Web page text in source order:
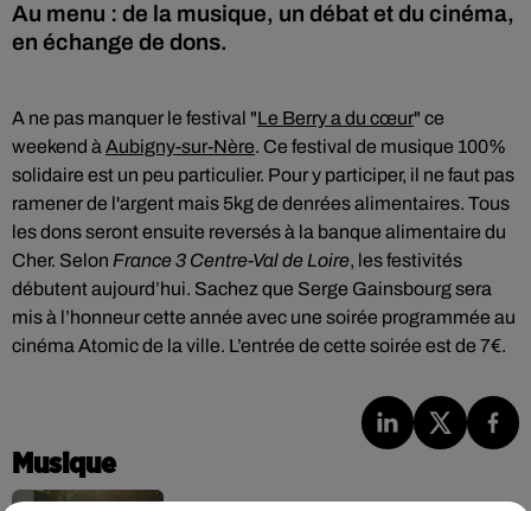
Au menu : de la musique, un débat et du cinéma,
en échange de dons.
A ne pas manquer le festival "Le Berry a du cœur" ce
weekend à Aubigny-sur-Nère. Ce festival de musique 100%
solidaire est un peu particulier. Pour y participer, il ne faut pas
ramener de l'argent mais 5kg de denrées alimentaires. Tous
les dons seront ensuite reversés à la banque alimentaire du
Cher. Selon France 3 Centre-Val de Loire, les festivités
débutent aujourd’hui. Sachez que Serge Gainsbourg sera
mis à l’honneur cette année avec une soirée programmée au
cinéma Atomic de la ville. L’entrée de cette soirée est de 7€.
Musique